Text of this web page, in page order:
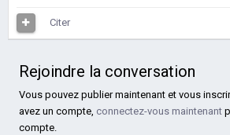
Citer
Rejoindre la conversation
Vous pouvez publier maintenant et vous
avez un compte, connectez-vous maintenant
compte.